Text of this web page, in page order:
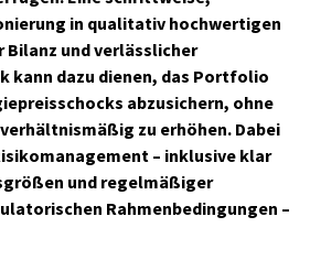
in qualitativ hochwertigen
und verlässlicher
kann dazu dienen, das Portfolio
abzusichern, ohne
zu erhöhen. Dabei
– inklusive klar
und regelmäßiger
Rahmenbedingungen –